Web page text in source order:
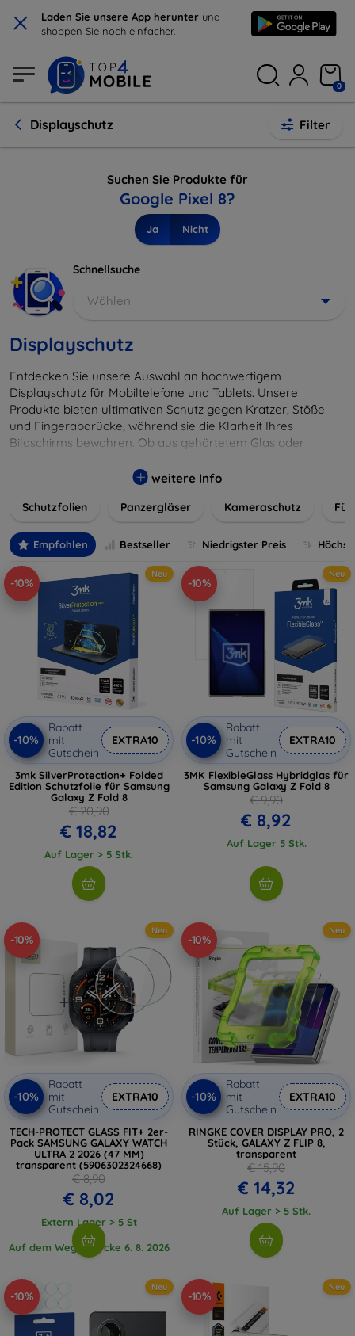
× Laden Sie unsere App herunter und
shoppen Sie noch einfacher.
0
Displayschutz Filter
Suchen Sie Produkte für
Google Pixel 8?
Ja Nicht
Schnellsuche
Wählen
Displayschutz
Entdecken Sie unsere Auswahl an hochwertigem
Displayschutz für Mobiltelefone und Tablets. Unsere
Produkte bieten ultimativen Schutz gegen Kratzer, Stöße
und Fingerabdrücke, während sie die Klarheit Ihres
Bildschirms bewahren. Ob aus gehärtetem Glas oder
installieren und passgenau für jedes Gerät, um eine
wertvolles Gerät mit unseren langlebigen und zuverlässigen
digitales Erlebnis.
weitere Info
Schutzfolien Panzergläser Kameraschutz
Empfohlen Bestseller Niedrigster Preis
-10%
Neu
-10%
Rabatt
mit
Gutschein
EXTRA10
3mk SilverProtection+ Folded
Edition Schutzfolie für Samsung
Galaxy Z Fold 8
€ 20,90
€ 18,82
Auf Lager > 5 Stk.
-10%
Neu
-10%
Rabatt
mit
Gutschein
EXTRA10
3MK FlexibleGlass Hybridglas für
Samsung Galaxy Z Fold 8
€ 9,90
€ 8,92
Auf Lager 5 Stk.
-10%
Neu
-10%
Rabatt
mit
Gutschein
EXTRA10
TECH-PROTECT GLASS FIT+ 2er-
Pack SAMSUNG GALAXY WATCH
ULTRA 2 2026 (47 MM)
transparent (5906302324668)
€ 8,90
€ 8,02
Extern Lager > 5 St
Auf dem Weg 1 Stücke 6. 8. 2026
-10%
Neu
-10%
Rabatt
mit
Gutschein
EXTRA10
RINGKE COVER DISPLAY PRO, 2
Stück, GALAXY Z FLIP 8,
transparent
€ 15,90
€ 14,32
Auf Lager > 5 Stk.
-10%
Neu
-10%
Neu